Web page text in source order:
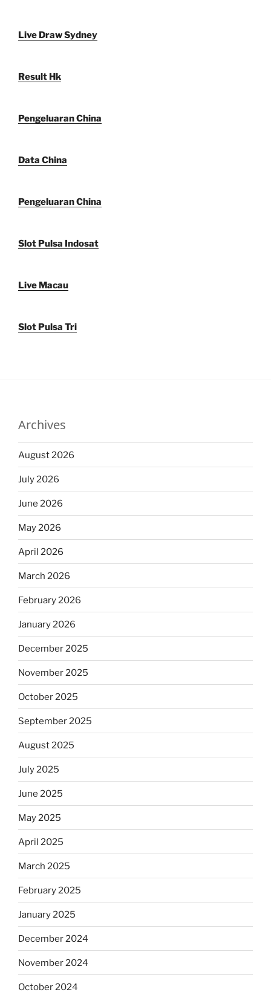
Live Draw Sydney
Result Hk
Pengeluaran China
Data China
Pengeluaran China
Slot Pulsa Indosat
Live Macau
Slot Pulsa Tri
Archives
August 2026
July 2026
June 2026
May 2026
April 2026
March 2026
February 2026
January 2026
December 2025
November 2025
October 2025
September 2025
August 2025
July 2025
June 2025
May 2025
April 2025
March 2025
February 2025
January 2025
December 2024
November 2024
October 2024